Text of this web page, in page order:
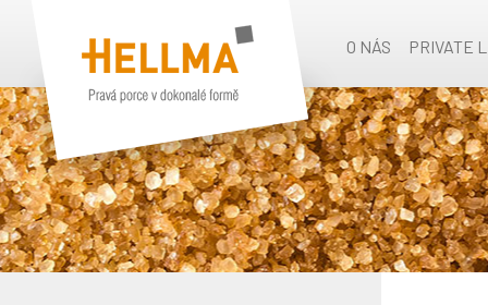
O NÁS PRIVATE